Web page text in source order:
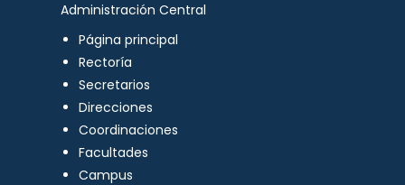
Administración Central
Página principal
Rectoría
Secretarios
Direcciones
Coordinaciones
Facultades
Campus